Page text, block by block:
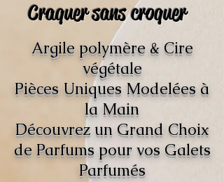
Craquer sans croquer
Argile polymère & Cire
végétale
Pièces Uniques Modelées à
la Main
Découvrez un Grand Choix
de Parfums pour vos Galets
Parfumés